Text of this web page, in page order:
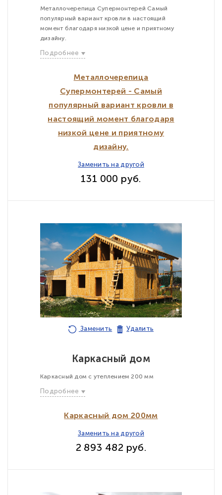
Металлочерепица Супермонтерей Самый
популярный вариант кровли в настоящий
момент благодаря низкой цене и приятному
дизайну.
Подробнее
Металлочерепица
Супермонтерей - Самый
популярный вариант кровли в
настоящий момент благодаря
низкой цене и приятному
дизайну.
Заменить на другой
131 000 руб.
Заменить Удалить
Каркасный дом
Каркасный дом с утеплением 200 мм
Подробнее
Каркасный дом 200мм
Заменить на другой
2 893 482 руб.